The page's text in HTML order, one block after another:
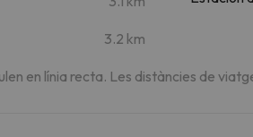
3.2 km
en línia recta. Les distàncies de